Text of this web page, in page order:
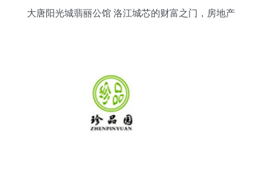
大唐阳光城翡丽公馆 洛江城芯的财富之门，房地产